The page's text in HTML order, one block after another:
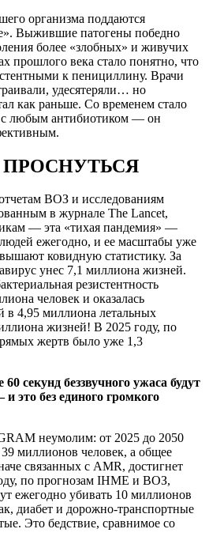
организма поддаются
Выжившие патогены победно
более «злобных» и живучих
прошлого века стало понятно, что
к пенициллину. Врачи
удесятеряли… но
как раньше. Со временем стало
с любым антибиотиком — он
ВОЗ и исследованиям
в журнале The Lancet,
— эта «тихая пандемия» —
ежегодно, и ее масштабы уже
ковидную статистику. За
унес 7,1 миллиона жизней.
резистентность
человек и оказалась
в 4,95 миллиона летальных
жизней! В 2025 году, по
жертв было уже 1,3
секунд беззвучного ужаса будут
это без единого громкого
неумолим: от 2025 до 2050
миллионов человек, а общее
связанных с AMR, достигнет
по прогнозам IHME и ВОЗ,
ежегодно убивать 10 миллионов
диабет и дорожно-транспортные
Это бедствие, сравнимое со